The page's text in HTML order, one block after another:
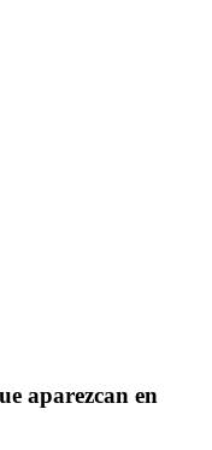
aparezcan en